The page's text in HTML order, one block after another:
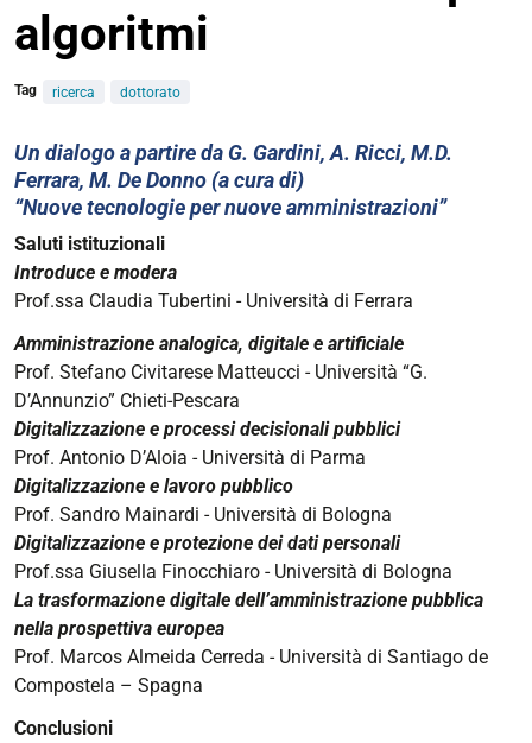
algoritmi
Tag ricerca dottorato
https://giuri.unife.it/it/eventi/dallamministrazione-
digitale-
allamministrazione-
per-
algoritmi
Dall’amministrazione
digitale
algoritmi
2026-
05-
08T14:30:00+02:00
2026-
05-
08T17:30:00+02:00
Un dialogo a partire da G. Gardini, A. Ricci, M.D.
Ferrara, M. De Donno (a cura di)
“Nuove tecnologie per nuove amministrazioni”
Saluti istituzionali
Introduce e modera
Prof.ssa Claudia Tubertini - Università di Ferrara
Amministrazione analogica, digitale e artificiale
Prof. Stefano Civitarese Matteucci - Università “G.
D’Annunzio” Chieti-Pescara
Digitalizzazione e processi decisionali pubblici
Prof. Antonio D’Aloia - Università di Parma
Digitalizzazione e lavoro pubblico
Prof. Sandro Mainardi - Università di Bologna
Digitalizzazione e protezione dei dati personali
Prof.ssa Giusella Finocchiaro - Università di Bologna
La trasformazione digitale dell’amministrazione pubblica
nella prospettiva europea
Prof. Marcos Almeida Cerreda - Università di Santiago de
Compostela – Spagna
Conclusioni